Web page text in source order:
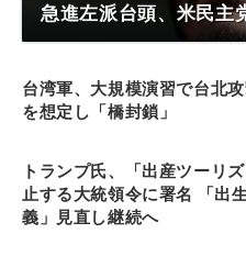
急進左派台頭、米民主
台湾軍、大規模演習で台北
を想定し「橋封鎖」
トランプ氏、「出産ツーリ
止する大統領令に署名 「出
義」見直し継続へ